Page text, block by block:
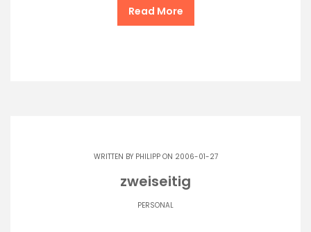
Read More
WRITTEN BY PHILIPPON 2006-01-27
zweiseitig
PERSONAL